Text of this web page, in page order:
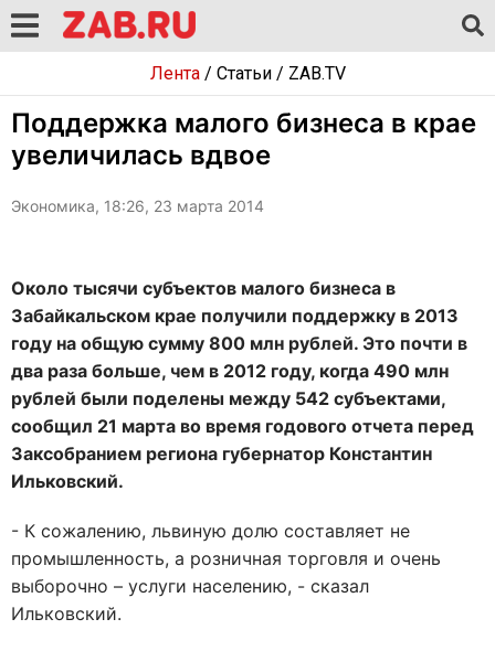
Лента/ Статьи/ ZAB.TV
Поддержка малого бизнеса в крае
увеличилась вдвое
Экономика, 18:26, 23 марта 2014
Около тысячи субъектов малого бизнеса в
Забайкальском крае получили поддержку в 2013
году на общую сумму 800 млн рублей. Это почти в
два раза больше, чем в 2012 году, когда 490 млн
рублей были поделены между 542 субъектами,
сообщил 21 марта во время годового отчета перед
Заксобранием региона губернатор Константин
Ильковский.
- К сожалению, львиную долю составляет не
промышленность, а розничная торговля и очень
выборочно – услуги населению, - сказал
Ильковский.